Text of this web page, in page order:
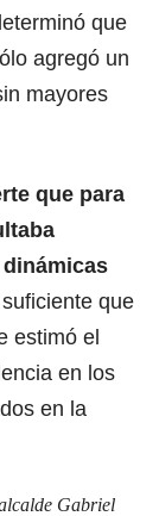
que
agregó un
mayores
que para
que
estimó el
en los
en la
Gabriel